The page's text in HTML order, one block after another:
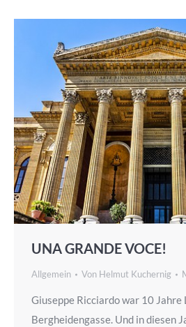
UNA GRANDE VOCE!
Allgemein Von Helmut Kuchernig
Giuseppe Ricciardo war 10 Jahre
Bergheidengasse. Und in diesen